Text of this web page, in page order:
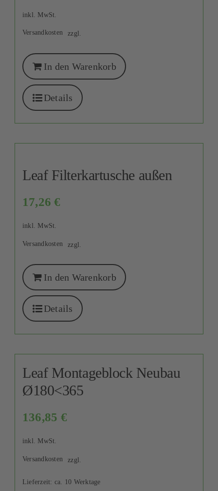
inkl. MwSt.
zzgl.
Versandkosten
In den Warenkorb
Details
Leaf Filterkartusche außen
17,26€
inkl. MwSt.
zzgl.
Versandkosten
In den Warenkorb
Details
Leaf Montageblock Neubau
Ø180<365
136,85 €
inkl. MwSt.
zzgl.
Versandkosten
Lieferzeit: ca. 10 Werktage